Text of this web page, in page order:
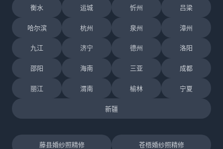
衡水 运城 忻州 吕梁
哈尔滨 杭州 泉州 漳州
九江 济宁 德州 洛阳
邵阳 海南 三亚 成都
丽江 渭南 榆林 宁夏
新疆
藤县婚纱照精修 苍梧婚纱照精修